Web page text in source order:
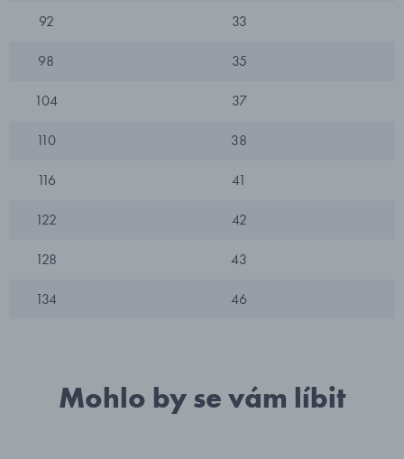
92 33
98 35
104 37
110 38
116 41
122 42
128 43
134 46
Mohlo by se vám líbit